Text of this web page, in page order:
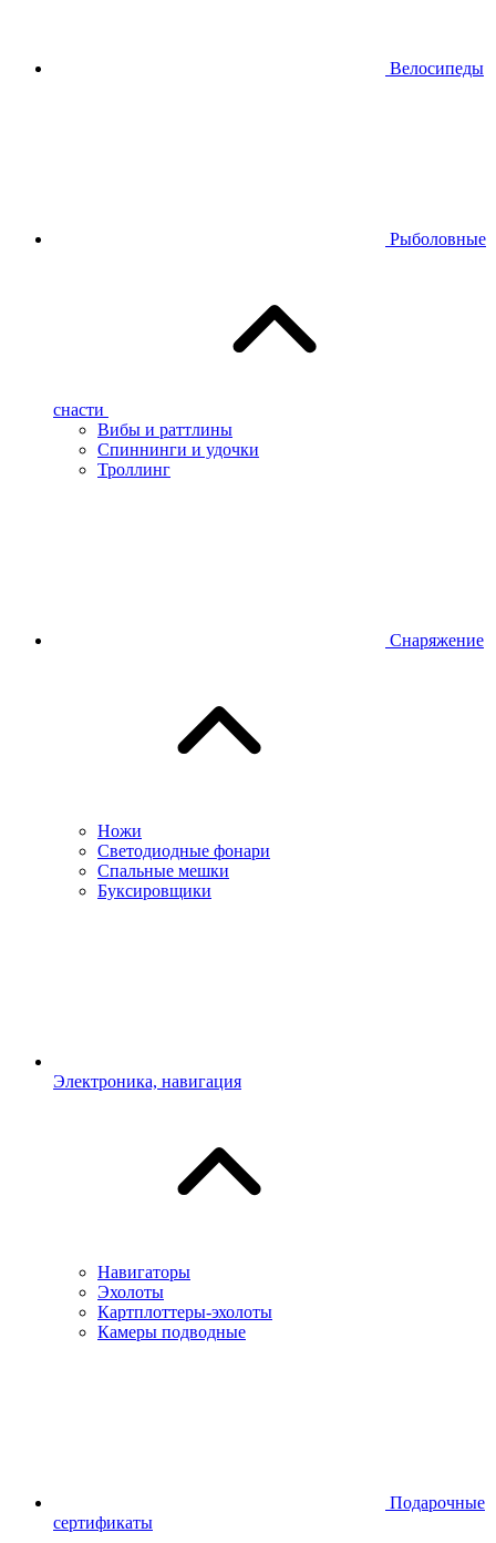
Велосипеды
Рыболовные
снасти
Вибы и раттлины
Спиннинги и удочки
Троллинг
Снаряжение
Ножи
Светодиодные фонари
Спальные мешки
Буксировщики
Электроника, навигация
Навигаторы
Эхолоты
Картплоттеры-эхолоты
Камеры подводные
Подарочные
сертификаты